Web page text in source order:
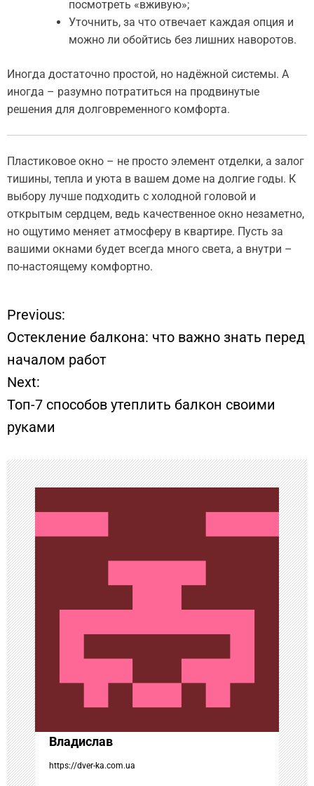
посмотреть «вживую»;
Уточнить, за что отвечает каждая опция и
можно ли обойтись без лишних наворотов.
Иногда достаточно простой, но надёжной системы. А
иногда – разумно потратиться на продвинутые
решения для долговременного комфорта.
Пластиковое окно – не просто элемент отделки, а залог
тишины, тепла и уюта в вашем доме на долгие годы. К
выбору лучше подходить с холодной головой и
открытым сердцем, ведь качественное окно незаметно,
но ощутимо меняет атмосферу в квартире. Пусть за
вашими окнами будет всегда много света, а внутри –
по-настоящему комфортно.
Н
а
в
и
г
а
ц
и
я
п
о
з
а
п
Previous:
Остекление балкона: что важно знать перед
началом работ
Next:
Топ-7 способов утеплить балкон своими
руками
Владислав
https://dver-ka.com.ua